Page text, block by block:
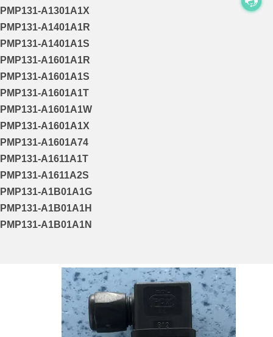
PMP131-A1301A1X
PMP131-A1401A1R
PMP131-A1401A1S
PMP131-A1601A1R
PMP131-A1601A1S
PMP131-A1601A1T
PMP131-A1601A1W
PMP131-A1601A1X
PMP131-A1601A74
PMP131-A1611A1T
PMP131-A1611A2S
PMP131-A1B01A1G
PMP131-A1B01A1H
PMP131-A1B01A1N